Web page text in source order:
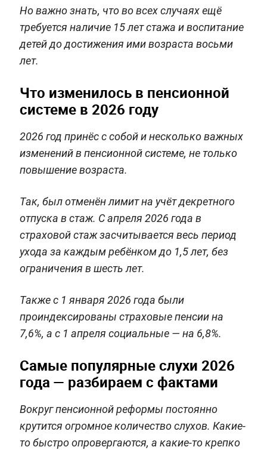
Но важно знать, что во всех случаях ещё
требуется наличие 15 лет стажа и воспитание
детей до достижения ими возраста восьми
лет.
Что изменилось в пенсионной
системе в 2026 году
2026 год принёс с собой и несколько важных
изменений в пенсионной системе, не только
повышение возраста.
Так, был отменён лимит на учёт декретного
отпуска в стаж. С апреля 2026 года в
страховой стаж засчитывается весь период
ухода за каждым ребёнком до 1,5 лет, без
ограничения в шесть лет.
Также с 1 января 2026 года были
проиндексированы страховые пенсии на
7,6%, а с 1 апреля социальные — на 6,8%.
Самые популярные слухи 2026
года — разбираем с фактами
Вокруг пенсионной реформы постоянно
крутится огромное количество слухов. Какие-
то быстро опровергаются, а какие-то крепко